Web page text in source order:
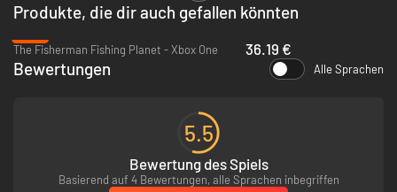
Probiere Hunderte von Ausrüstungsgegenständen von über 50
Fischarten zu fangen. Jede Art verhält sich anders und wird von
Wetterbedingungen und Tageszeit beeinflusst.
Produkte, die dir auch gefallen könnten
The Fisherman Fishing Planet - Xbox One
36.19 €
Bewertungen Alle Sprachen
5.5
Bewertung des Spiels
Basierend auf 4 Bewertungen, alle Sprachen inbegriffen